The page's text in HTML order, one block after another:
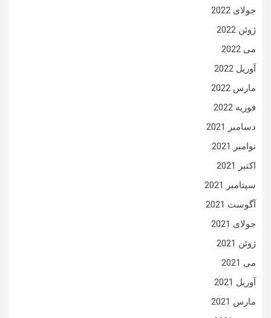
جولای 2022
ژوئن 2022
می 2022
آوریل 2022
مارس 2022
فوریه 2022
دسامبر 2021
نوامبر 2021
اکتبر 2021
سپتامبر 2021
آگوست 2021
جولای 2021
ژوئن 2021
می 2021
آوریل 2021
مارس 2021